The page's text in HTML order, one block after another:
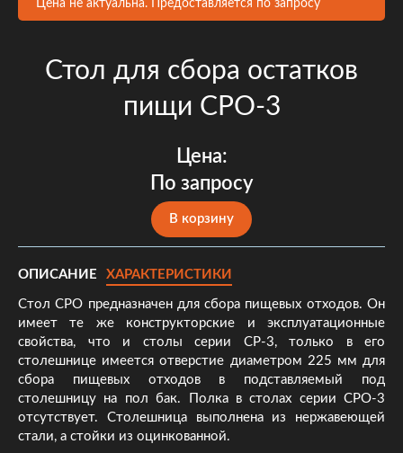
Цена не актуальна. Предоставляется по запросу
Стол для сбора остатков
пищи СРО-3
Цена:
По запросу
В корзину
ОПИСАНИЕ ХАРАКТЕРИСТИКИ
Cтол СРО предназначен для сбора пищевых отходов. Он
имеет те же конструкторские и эксплуатационные
свойства, что и столы серии СР-3, только в его
столешнице имеется отверстие диаметром 225 мм для
сбора пищевых отходов в подставляемый под
столешницу на пол бак. Полка в столах серии СРО-3
отсутствует. Столешница выполнена из нержавеющей
стали, а стойки из оцинкованной.